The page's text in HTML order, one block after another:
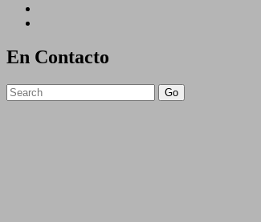
En Contacto
Go